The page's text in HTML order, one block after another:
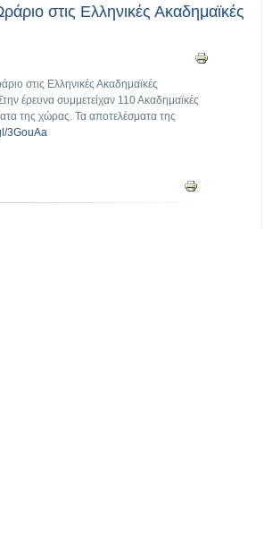
στις Ελληνικές Ακαδημαϊκές
στις Ελληνικές Ακαδημαϊκές
έρευνα συμμετείχαν 110 Ακαδημαϊκές
της χώρας. Τα αποτελέσματα της
3GouAa